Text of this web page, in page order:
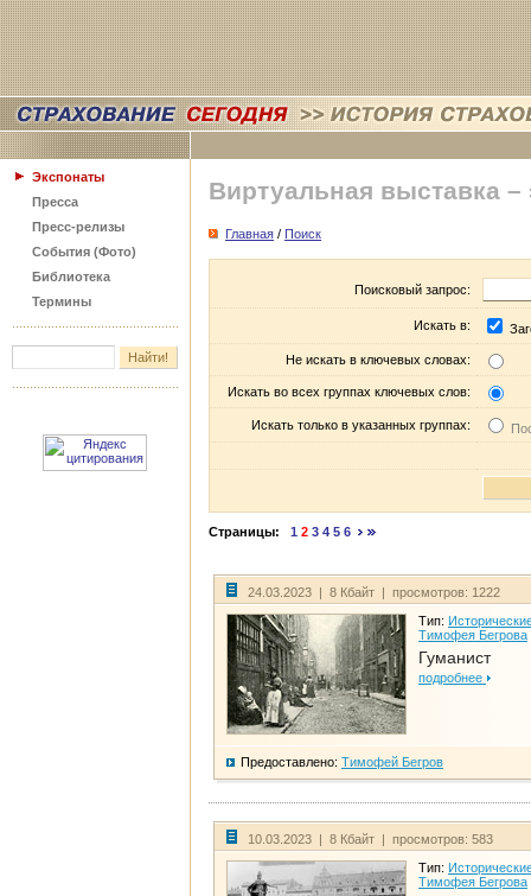
Экспонаты
Пресса
Пресс-релизы
События (Фото)
Библиотека
Термины
Виртуальная выставка –
Главная / Поиск
Поисковый запрос:
Искать в:
Не искать в ключевых словах:
Искать во всех группах ключевых слов:
Искать только в указанных группах:
Страницы: 1 2 3 4 5 6
24.03.2023 | 8 Кбайт | просмотров: 1222
Тип:
Тимофея Бегрова
Гуманист
подробнее
Предоставлено: Тимофей Бегров
10.03.2023 | 8 Кбайт | просмотров: 583
Тип:
Тимофея Бегрова